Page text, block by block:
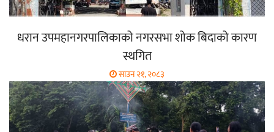
धरान उपमहानगरपालिकाको नगरसभा शोक बिदाको कारण
स्थगित
साउन २१, २०८३